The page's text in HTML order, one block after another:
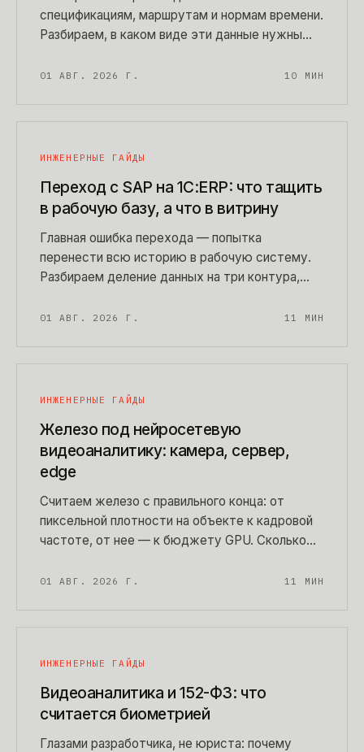
спецификациям, маршрутам и нормам времени.
Разбираем, в каком виде эти данные нужны
себестоимость врет без учета брака и что
01 АВГ. 2026 Г. 10 МИН
ИНЖЕНЕРНЫЕ ГАЙДЫ
Переход с SAP на 1С:ERP: что тащить
в рабочую базу, а что в витрину
Главная ошибка перехода — попытка
перенести всю историю в рабочую систему.
Разбираем деление данных на три контура,
проверяющих, порядок отключения исходной
01 АВГ. 2026 Г. 11 МИН
ИНЖЕНЕРНЫЕ ГАЙДЫ
Железо под нейросетевую
видеоаналитику: камера, сервер,
edge
Считаем железо с правильного конца: от
пиксельной плотности на объекте к кадровой
частоте, от нее — к бюджету GPU. Сколько
когда хватает CPU, когда нужен edge-бокс, и
01 АВГ. 2026 Г. 11 МИН
ИНЖЕНЕРНЫЕ ГАЙДЫ
Видеоаналитика и 152-ФЗ: что
считается биометрией
Глазами разработчика, не юриста: почему